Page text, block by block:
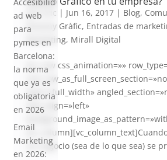
por eric | Jun 16, 2017| Blog,
Disseny Gràfic, Entradas de
Marketing, Mirall Digital
[vc_row css_animation=»»
type=»full_width»
text_align=»left»
un negocio (sea de lo que sea) se
ad web
para
pymes en
Barcelona:
la norma
que ya es
obligatoria
en 2026
Email
Marketing
en 2026: